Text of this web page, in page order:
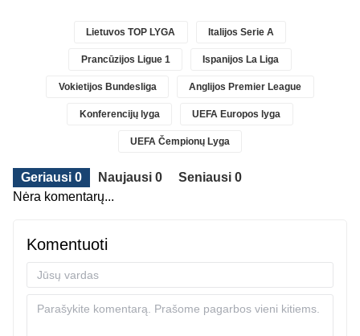
Lietuvos TOP LYGA Italijos Serie A
Prancūzijos Ligue 1 Ispanijos La Liga
Vokietijos Bundesliga Anglijos Premier League
Konferencijų lyga UEFA Europos lyga
UEFA Čempionų Lyga
Geriausi 0 Naujausi 0
Seniausi 0
Nėra komentarų...
Komentuoti